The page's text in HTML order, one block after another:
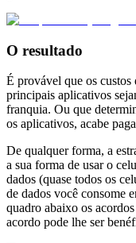
O resultado
É provável que os custos
principais aplicativos
franquia. Ou que
os aplicativos, acabe
De qualquer forma, a
a sua forma de usar o
dados (quase todos os
de dados você consome
quadro abaixo os
acordo pode lhe ser